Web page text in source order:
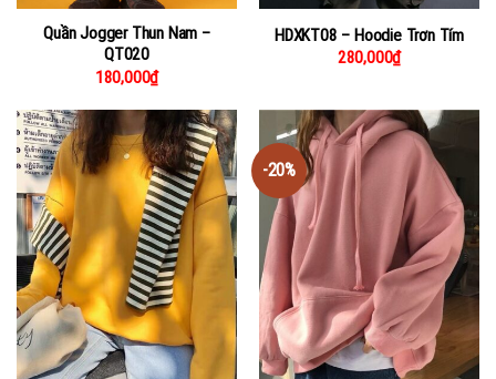
Quần Jogger Thun Nam –
QT020
180,000₫
HDXKT08 – Hoodie Trơn Tím
280,000₫
-20%